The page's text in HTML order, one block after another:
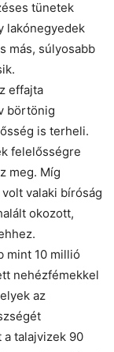
tünetek
lakónegyedek
más, súlyosabb
effajta
börtönig
is terheli.
felelősségre
meg. Míg
valaki bíróság
okozott,
mint 10 millió
nehézfémekkel
az
talajvizek 90